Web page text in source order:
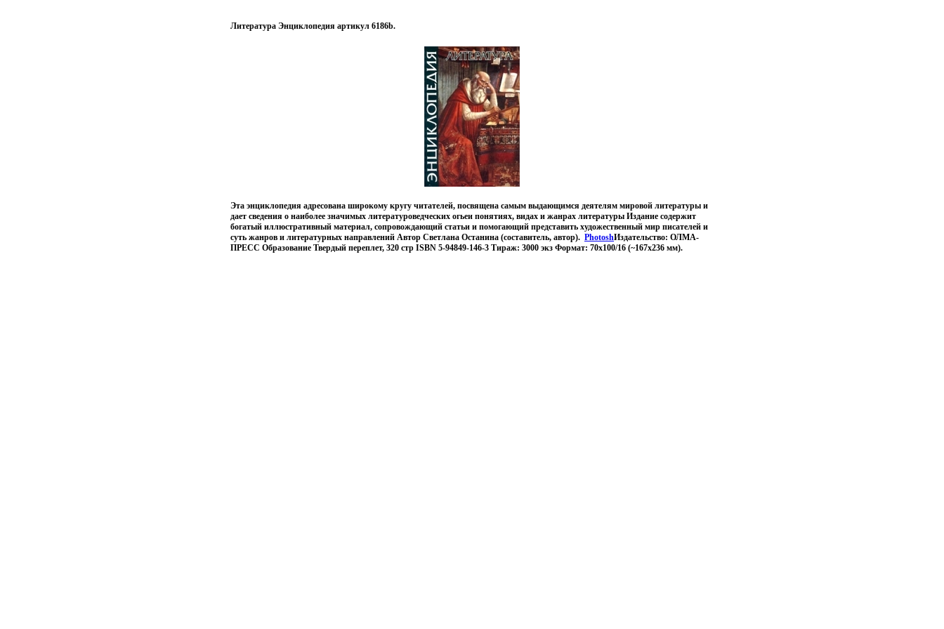
Литература Энциклопедия артикул 6186b.
Эта энциклопедия адресована широкому кругу читателей, посвящена самым выдающимся деятелям мировой литературы и
дает сведения о наиболее значимых литературоведческих огьеи понятиях, видах и жанрах литературы Издание содержит
богатый иллюстративный материал, сопровождающий статьи и помогающий представить художественный мир писателей и
суть жанров и литературных направлений Автор Светлана Останина (составитель, автор). PhotoshИздательство: ОЛМА-
ПРЕСС Образование Твердый переплет, 320 стр ISBN 5-94849-146-3 Тираж: 3000 экз Формат: 70x100/16 (~167x236 мм).